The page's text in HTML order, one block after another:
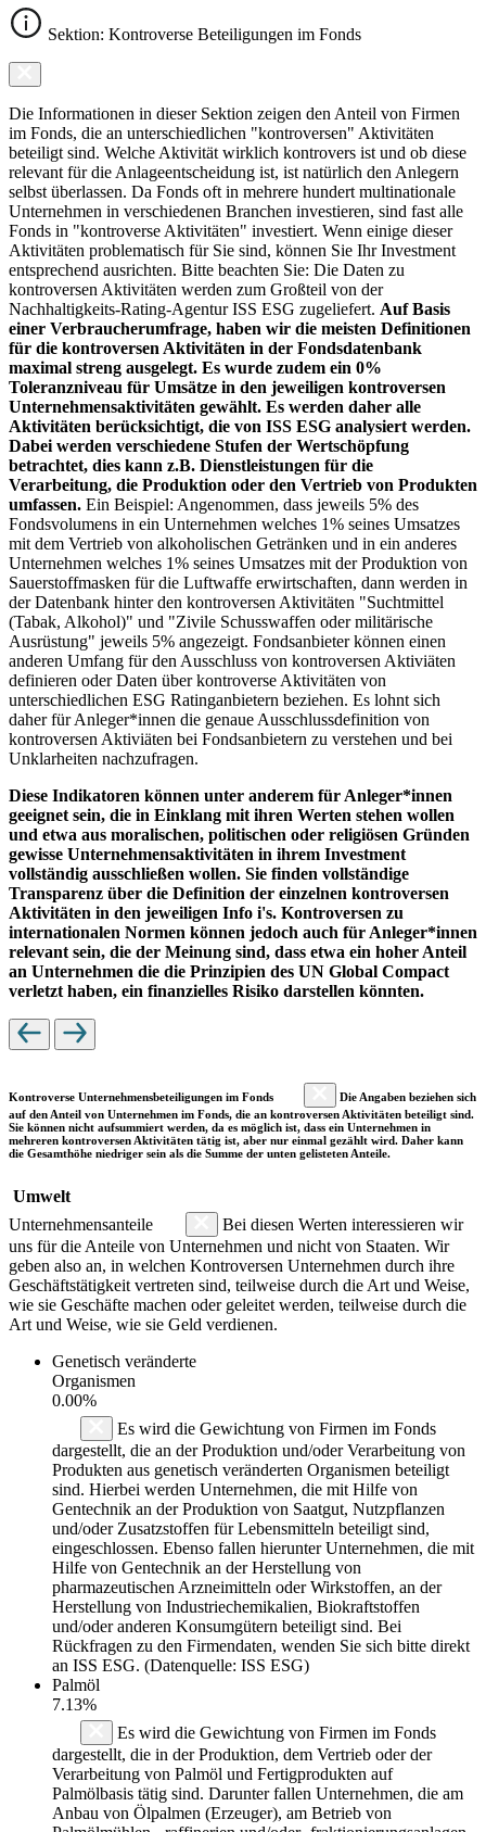
Sektion: Kontroverse Beteiligungen im Fonds
Die Informationen in dieser Sektion zeigen den Anteil von Firmen
im Fonds, die an unterschiedlichen "kontroversen" Aktivitäten
beteiligt sind. Welche Aktivität wirklich kontrovers ist und ob diese
relevant für die Anlageentscheidung ist, ist natürlich den Anlegern
selbst überlassen. Da Fonds oft in mehrere hundert multinationale
Unternehmen in verschiedenen Branchen investieren, sind fast alle
Fonds in "kontroverse Aktivitäten" investiert. Wenn einige dieser
Aktivitäten problematisch für Sie sind, können Sie Ihr Investment
entsprechend ausrichten. Bitte beachten Sie: Die Daten zu
kontroversen Aktivitäten werden zum Großteil von der
Nachhaltigkeits-Rating-Agentur ISS ESG zugeliefert. Auf Basis
einer Verbraucherumfrage, haben wir die meisten Definitionen
für die kontroversen Aktivitäten in der Fondsdatenbank
maximal streng ausgelegt. Es wurde zudem ein 0%
Toleranzniveau für Umsätze in den jeweiligen kontroversen
Unternehmensaktivitäten gewählt. Es werden daher alle
Aktivitäten berücksichtigt, die von ISS ESG analysiert werden.
Dabei werden verschiedene Stufen der Wertschöpfung
betrachtet, dies kann z.B. Dienstleistungen für die
Verarbeitung, die Produktion oder den Vertrieb von Produkten
umfassen. Ein Beispiel: Angenommen, dass jeweils 5% des
Fondsvolumens in ein Unternehmen welches 1% seines Umsatzes
mit dem Vertrieb von alkoholischen Getränken und in ein anderes
Unternehmen welches 1% seines Umsatzes mit der Produktion von
Sauerstoffmasken für die Luftwaffe erwirtschaften, dann werden in
der Datenbank hinter den kontroversen Aktivitäten "Suchtmittel
(Tabak, Alkohol)" und "Zivile Schusswaffen oder militärische
Ausrüstung" jeweils 5% angezeigt. Fondsanbieter können einen
anderen Umfang für den Ausschluss von kontroversen Aktiviäten
definieren oder Daten über kontroverse Aktivitäten von
unterschiedlichen ESG Ratinganbietern beziehen. Es lohnt sich
daher für Anleger*innen die genaue Ausschlussdefinition von
kontroversen Aktiviäten bei Fondsanbietern zu verstehen und bei
Unklarheiten nachzufragen.
Diese Indikatoren können unter anderem für Anleger*innen
geeignet sein, die in Einklang mit ihren Werten stehen wollen
und etwa aus moralischen, politischen oder religiösen Gründen
gewisse Unternehmensaktivitäten in ihrem Investment
vollständig ausschließen wollen. Sie finden vollständige
Transparenz über die Definition der einzelnen kontroversen
Aktivitäten in den jeweiligen Info i's. Kontroversen zu
internationalen Normen können jedoch auch für Anleger*innen
relevant sein, die der Meinung sind, dass etwa ein hoher Anteil
an Unternehmen die die Prinzipien des UN Global Compact
verletzt haben, ein finanzielles Risiko darstellen könnten.
Kontroverse Unternehmensbeteiligungen im Fonds
Die Angaben beziehen sich
auf den Anteil von Unternehmen im Fonds, die an kontroversen Aktivitäten beteiligt sind.
Sie können nicht aufsummiert werden, da es möglich ist, dass ein Unternehmen in
mehreren kontroversen Aktivitäten tätig ist, aber nur einmal gezählt wird. Daher kann
die Gesamthöhe niedriger sein als die Summe der unten gelisteten Anteile.
Umwelt
Unternehmensanteile
Bei diesen Werten interessieren wir
uns für die Anteile von Unternehmen und nicht von Staaten. Wir
geben also an, in welchen Kontroversen Unternehmen durch ihre
Geschäftstätigkeit vertreten sind, teilweise durch die Art und Weise,
wie sie Geschäfte machen oder geleitet werden, teilweise durch die
Art und Weise, wie sie Geld verdienen.
Genetisch veränderte
Organismen
0.00%
Es wird die Gewichtung von Firmen im Fonds
dargestellt, die an der Produktion und/oder Verarbeitung von
Produkten aus genetisch veränderten Organismen beteiligt
sind. Hierbei werden Unternehmen, die mit Hilfe von
Gentechnik an der Produktion von Saatgut, Nutzpflanzen
und/oder Zusatzstoffen für Lebensmitteln beteiligt sind,
eingeschlossen. Ebenso fallen hierunter Unternehmen, die mit
Hilfe von Gentechnik an der Herstellung von
pharmazeutischen Arzneimitteln oder Wirkstoffen, an der
Herstellung von Industriechemikalien, Biokraftstoffen
und/oder anderen Konsumgütern beteiligt sind. Bei
Rückfragen zu den Firmendaten, wenden Sie sich bitte direkt
an ISS ESG. (Datenquelle: ISS ESG)
Palmöl
7.13%
Es wird die Gewichtung von Firmen im Fonds
dargestellt, die in der Produktion, dem Vertrieb oder der
Verarbeitung von Palmöl und Fertigprodukten auf
Palmölbasis tätig sind. Darunter fallen Unternehmen, die am
Anbau von Ölpalmen (Erzeuger), am Betrieb von